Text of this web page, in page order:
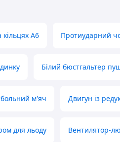
А6 Протиударний
Білий бюстгальтер
м'яч Двигун із
для льоду Вентилятор-